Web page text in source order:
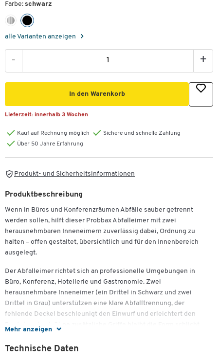
Farbe: schwarz
alle Varianten anzeigen
- +
In den Warenkorb
Lieferzeit: innerhalb 3 Wochen
Kauf auf Rechnung möglich
Sichere und schnelle Zahlung
Über 50 Jahre Erfahrung
Produkt- und Sicherheitsinformationen
Mehr anzeigen
Produktbeschreibung
Wenn in Büros und Konferenzräumen Abfälle sauber getrennt
werden sollen, hilft dieser Probbax Abfalleimer mit zwei
herausnehmbaren Inneneimern zuverlässig dabei, Ordnung zu
halten – offen gestaltet, übersichtlich und für den Innenbereich
ausgelegt.
Der Abfalleimer richtet sich an professionelle Umgebungen in
Büro, Konferenz, Hotellerie und Gastronomie. Zwei
herausnehmbare Inneneimer (ein Drittel in Schwarz und zwei
Drittel in Grau) unterstützen eine klare Abfalltrennung, der
fehlende Deckel beschleunigt den Einwurf und erleichtert den
Beutelwechsel. Ohne zusätzliche Griffe bleibt die Form schlicht,
Empfangszonen mit geregeltem Besucheraufkommen.
Technische Daten